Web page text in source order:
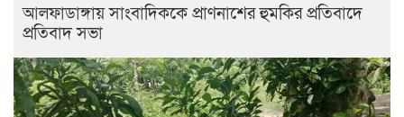
আলফাডাঙ্গায় সাংবাদিককে প্রাণনাশের হুমকির প্রতিবাদে
প্রতিবাদ সভা